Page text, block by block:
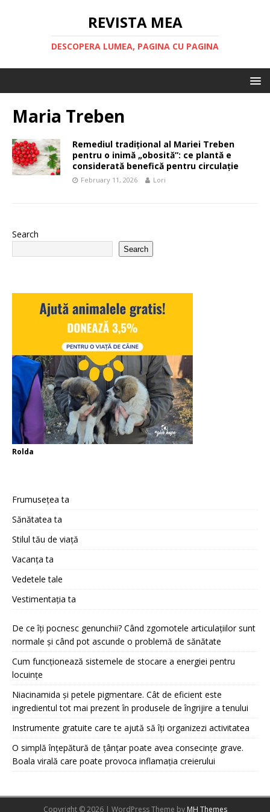
REVISTA MEA
DESCOPERA LUMEA, PAGINA CU PAGINA
Maria Treben
Remediul tradițional al Mariei Treben
pentru o inimă „obosită”: ce plantă e
considerată benefică pentru circulație
February 11, 2026 Lori
Search
Search
Rolda
Frumusețea ta
Sănătatea ta
Stilul tău de viață
Vacanța ta
Vedetele tale
Vestimentația ta
De ce îți pocnesc genunchii? Când zgomotele articulațiilor sunt
normale și când pot ascunde o problemă de sănătate
Cum funcționează sistemele de stocare a energiei pentru
locuințe
Niacinamida și petele pigmentare. Cât de eficient este
ingredientul tot mai prezent în produsele de îngrijire a tenului
Instrumente gratuite care te ajută să îți organizezi activitatea
O simplă înțepătură de țânțar poate avea consecințe grave.
Boala virală care poate provoca inflamația creierului
Copyright © 2026 | WordPress Theme by MH Themes